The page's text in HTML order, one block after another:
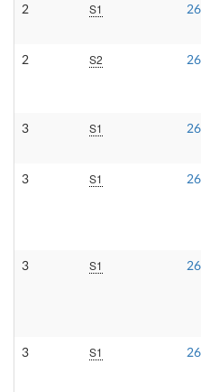
2 S1
2 S2
3 S1
3 S1
3 S1
3 S1